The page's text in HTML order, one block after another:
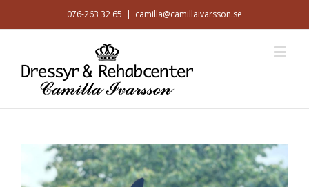
076-263 32 65 | camilla@camillaivarsson.se